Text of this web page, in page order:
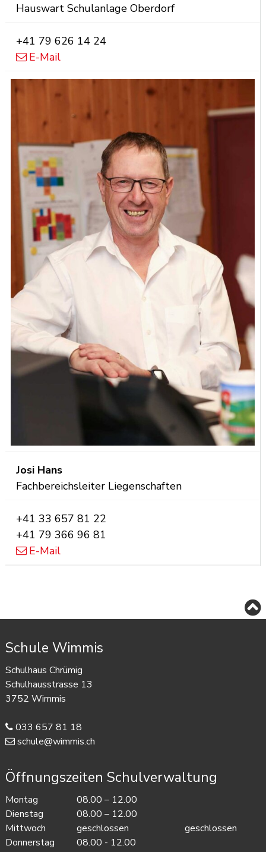
Hauswart Schulanlage Oberdorf
Mobil
+41 79 626 14 24
E-Mail
JosiHansFunktion
Fachbereichsleiter Liegenschaften
Tel.
+41 33 657 81 22
Mobil
+41 79 366 96 81
E-Mail
Footer
Schule Wimmis
Schulhaus Chrümig
Schulhausstrasse 13
3752 Wimmis
033 657 81 18
schule@wimmis.ch
Öffnungszeiten Schulverwaltung
Montag
08.00 – 12.00
Dienstag
08.00 – 12.00
Mittwoch
geschlossen
geschlossen
Donnerstag
08.00 - 12.00